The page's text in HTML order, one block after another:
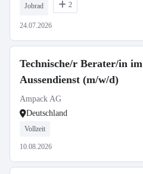
Jobrad 2
24.07.2026
Technische/r Berater/in im
Aussendienst (m/w/d)
Ampack AG
Deutschland
Vollzeit
10.08.2026